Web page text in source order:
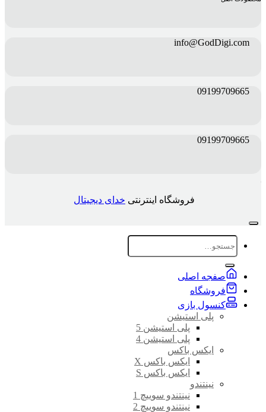
info@GodDigi.com
09199709665
09199709665
فروشگاه اینترنتی خدای دیجیتال
جستجو
برای:
صفجه اصلی
فروشگاه
کنسول بازی
پلی استیشن
پلی استیشن 5
پلی استیشن 4
ایکس باکس
ایکس باکس X
ایکس باکس S
نینتندو
نینتندو سوییچ 1
نینتندو سوییچ 2